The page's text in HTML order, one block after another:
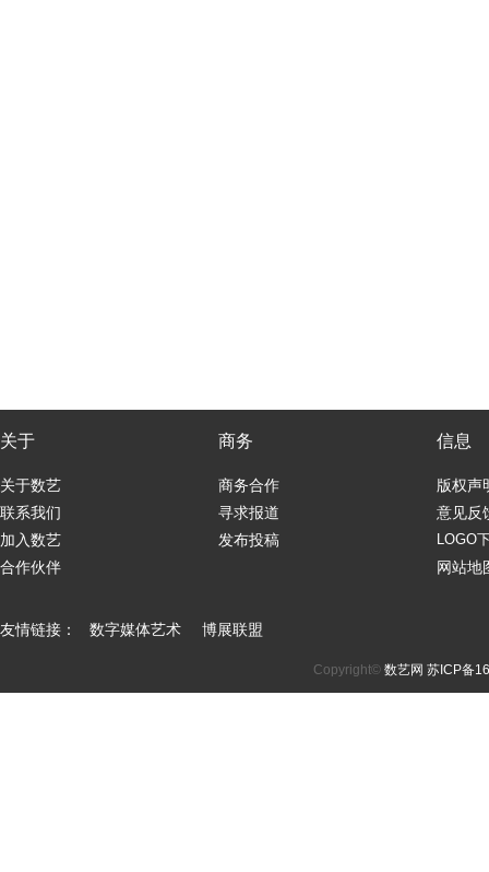
关于
关于数艺
联系我们
加入数艺
合作伙伴
商务
商务合作
寻求报道
发布投稿
信息
版权声
意见反
LOGO
网站地
友情链接： 数字媒体艺术 博展联盟
Copyright© 数艺网 苏ICP备